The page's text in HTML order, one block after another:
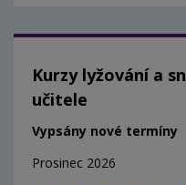
Kurzy lyžování a
učitele
Vypsány nové termíny
Prosinec 2026